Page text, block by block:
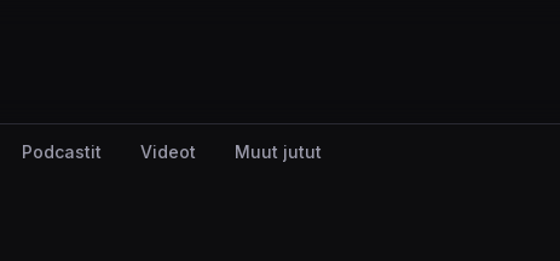
Podcastit Videot Muut jutut